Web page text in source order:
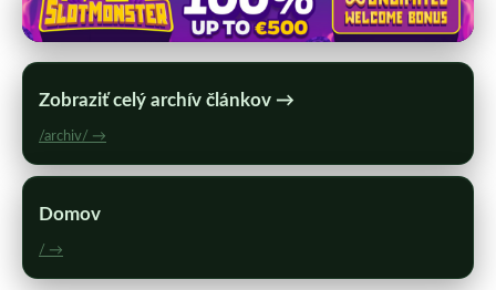
Zobraziť celý archív článkov →
/archiv/ →
Domov
/ →